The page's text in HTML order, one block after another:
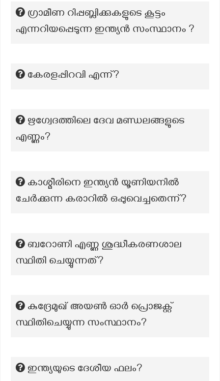
ഗ്രാമീണ റിപ്പബ്ലിക്കുകളുടെ കൂട്ടം
എന്നറിയപ്പെടുന്ന ഇന്ത്യൻ സംസ്ഥാനം ?
കേരളപ്പിറവി എന്ന്?
ഋഗ്വേദത്തിലെ ദേവ മണ്ഡലങ്ങളുടെ
എണ്ണം?
കാശ്മീരിനെ ഇന്ത്യൻ യൂണിയനിൽ
ചേർക്കുന്ന കരാറിൽ ഒപ്പുവെച്ചതെന്ന്?
ബറോണി എണ്ണ ശുദ്ധീകരണശാല
സ്ഥിതി ചെയ്യുന്നത്?
കുദ്രേമുഖ് അയൺ ഓർ പ്രൊജക്റ്റ്
സ്ഥിതിചെയ്യുന്ന സംസ്ഥാനം?
ഇന്ത്യയുടെ ദേശീയ ഫലം?